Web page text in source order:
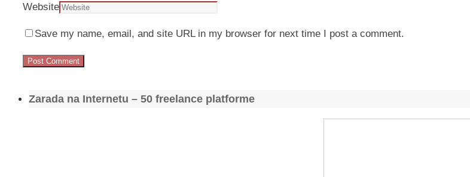
Website
Save my name, email, and site URL in my browser for next time I post a comment.
Zarada na Internetu – 50 freelance platforme